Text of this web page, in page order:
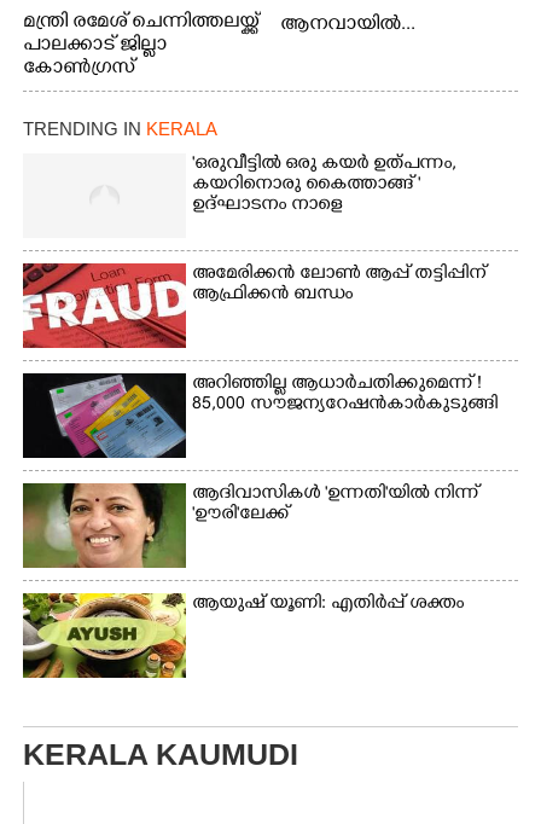
മന്ത്രി രമേശ് ചെന്നിത്തലയ്ക്ക്
പാലക്കാട് ജില്ലാ
കോൺഗ്രസ്
ആനവായിൽ...
TRENDING IN KERALA
'ഒരുവീട്ടിൽ ഒരു കയർ ഉത്പന്നം,
കയറിനൊരു കൈത്താങ്ങ് '
ഉദ്ഘാടനം നാളെ
അമേരിക്കൻ ലോൺ ആപ്പ് തട്ടിപ്പിന്
ആഫ്രിക്കൻ ബന്ധം
അറിഞ്ഞില്ല ആധാർ ചതിക്കുമെന്ന് !
85,000 സൗജന്യ റേഷൻകാർ കുടുങ്ങി
ആദിവാസികൾ 'ഉന്നതി'യിൽ നിന്ന്
'ഊരി'ലേക്ക്
ആയുഷ് യൂണി: എതിർപ്പ് ശക്തം
KERALA KAUMUDI